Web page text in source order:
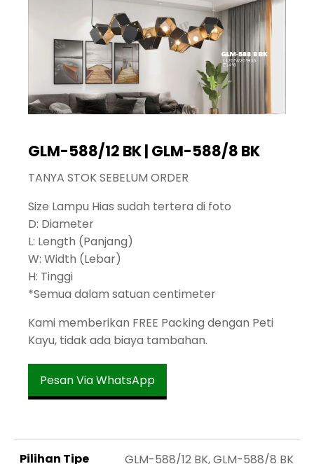
GLM-588/12 BK | GLM-588/8 BK
TANYA STOK SEBELUM ORDER
Size Lampu Hias sudah tertera di foto
D: Diameter
L: Length (Panjang)
W: Width (Lebar)
H: Tinggi
*Semua dalam satuan centimeter
Kami memberikan FREE Packing dengan Peti
Kayu, tidak ada biaya tambahan.
Pesan Via WhatsApp
Pilihan Tipe GLM-588/12 BK, GLM-588/8 BK